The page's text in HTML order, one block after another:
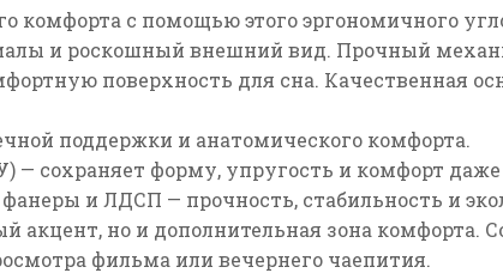
комфорта с помощью этого эргономичного
и роскошный внешний вид. Прочный
поверхность для сна. Качественная
поддержки и анатомического комфорта.
— сохраняет форму, упругость и комфорт
фанеры и ЛДСП — прочность, стабильность и
акцент, но и дополнительная зона комфорта.
фильма или вечернего чаепития.